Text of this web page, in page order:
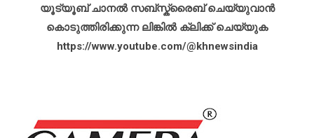
യൂട്യൂബ് ചാനൽ സബ്സ്ക്രൈബ് ചെയ്യുവാൻ
കൊടുത്തിരിക്കുന്ന ലിങ്കിൽ ക്ലിക്ക് ചെയ്യുക
https://www.youtube.com/@khnewsindia